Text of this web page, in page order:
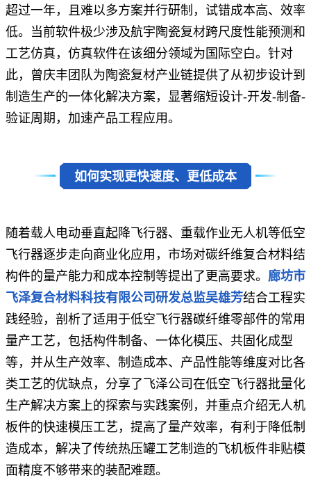
超过一年，且难以多方案并行研制，试错成本高、效率
低。当前软件极少涉及航宇陶瓷复材跨尺度性能预测和
工艺仿真，仿真软件在该细分领域为国际空白。针对
此，曾庆丰团队为陶瓷复材产业链提供了从初步设计到
制造生产的一体化解决方案，显著缩短设计-开发-制备-
验证周期，加速产品工程应用。
如何实现更快速度、更低成本
随着载人电动垂直起降飞行器、重载作业无人机等低空
飞行器逐步走向商业化应用，市场对碳纤维复合材料结
构件的量产能力和成本控制等提出了更高要求。 廊坊市
飞泽复合材料科技有限公司研发总监吴雄芳结合工程实
践经验，剖析了适用于低空飞行器碳纤维零部件的常用
量产工艺，包括构件制备、一体化模压、 共固化成型
等，并从生产效率、制造成本、产品性能等维度对比各
类工艺的优缺点，分享了飞泽公司在低空飞行器批量化
生产解决方案上的探索与实践案例，并重点介绍无人机
板件的快速模压工艺，提高了量产效率，有利于降低制
造成本，解决了传统热压罐工艺制造的飞机板件非贴模
面精度不够带来的装配难题。